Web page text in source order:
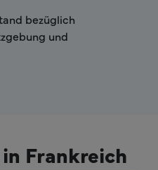
bezüglich
und
Frankreich